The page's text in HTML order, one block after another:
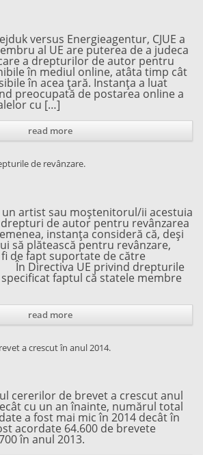
versus Energieagentur, CJUE a
al UE are puterea de a judeca
a drepturilor de autor pentru
în mediul online, atâta timp cât
în acea țară. Instanța a luat
preocupată de postarea online a
cu […]
read more
de revânzare.
un artist sau moștenitorul/ii acestuia
de autor pentru revânzarea
instanța consideră că, deși
să plătească pentru revânzare,
de fapt suportate de către
UE privind drepturile
faptul că statele membre
read more
a crescut în anul 2014.
cererilor de brevet a crescut anul
cu un an înainte, numărul total
a fost mai mic în 2014 decât în
acordate 64.600 de brevete
în anul 2013.